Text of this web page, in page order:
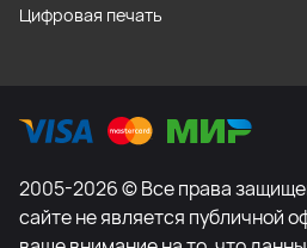
Цифровая печать
2005-2026 © Все права
сайте не является публичной